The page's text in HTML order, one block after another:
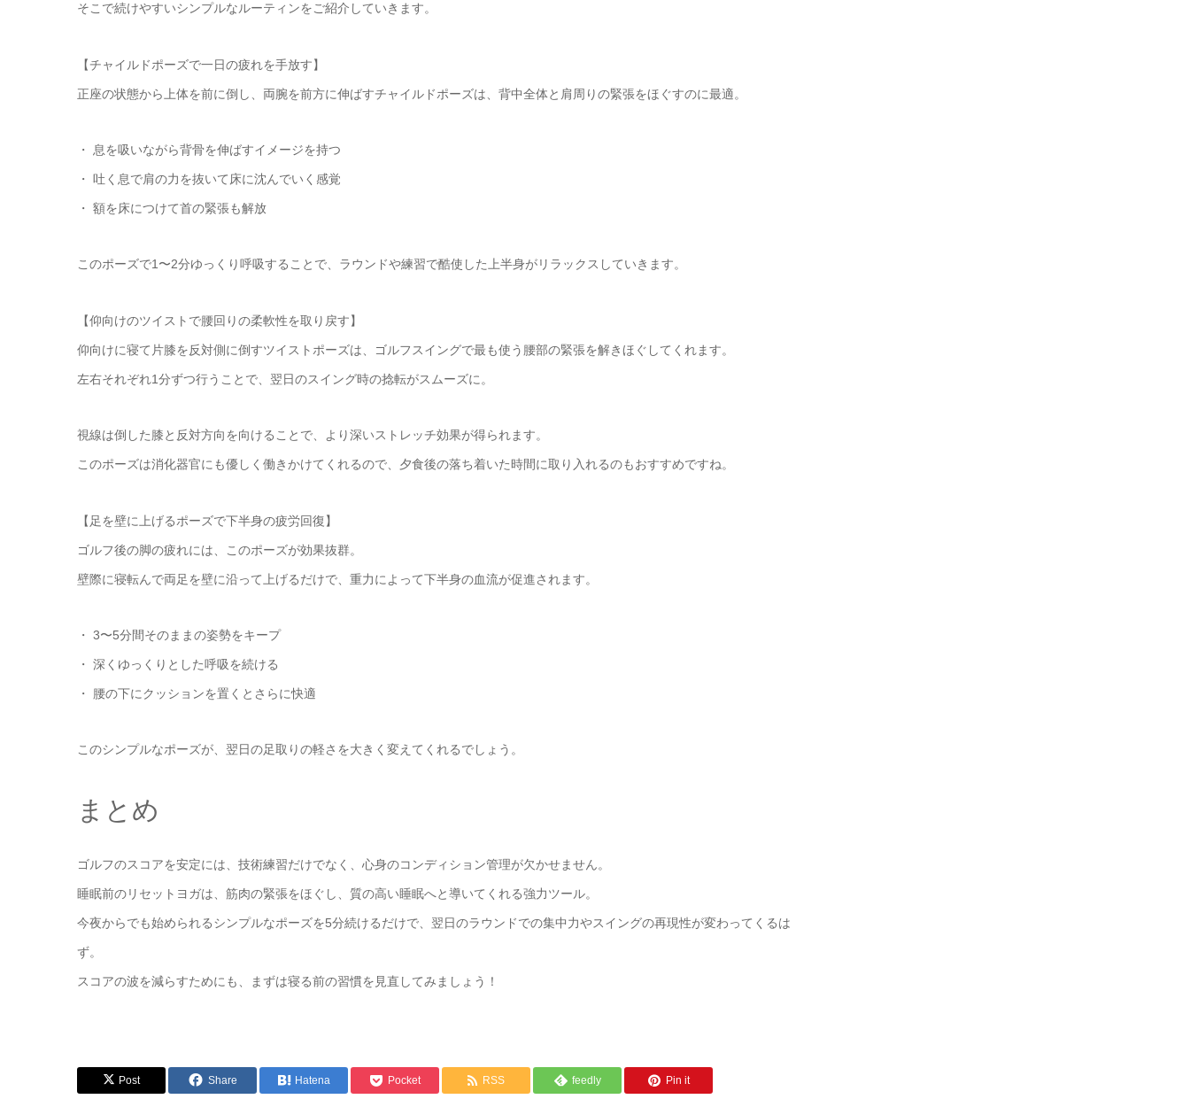
そこで続けやすいシンプルなルーティンをご紹介していきます。
【チャイルドポーズで一日の疲れを手放す】
正座の状態から上体を前に倒し、両腕を前方に伸ばすチャイルドポーズは、背中全体と肩周りの緊張をほぐすのに最適。
・ 息を吸いながら背骨を伸ばすイメージを持つ
・ 吐く息で肩の力を抜いて床に沈んでいく感覚
・ 額を床につけて首の緊張も解放
このポーズで1〜2分ゆっくり呼吸することで、ラウンドや練習で酷使した上半身がリラックスしていきます。
【仰向けのツイストで腰回りの柔軟性を取り戻す】
仰向けに寝て片膝を反対側に倒すツイストポーズは、ゴルフスイングで最も使う腰部の緊張を解きほぐしてくれます。
左右それぞれ1分ずつ行うことで、翌日のスイング時の捻転がスムーズに。
視線は倒した膝と反対方向を向けることで、より深いストレッチ効果が得られます。
このポーズは消化器官にも優しく働きかけてくれるので、夕食後の落ち着いた時間に取り入れるのもおすすめですね。
【足を壁に上げるポーズで下半身の疲労回復】
ゴルフ後の脚の疲れには、このポーズが効果抜群。
壁際に寝転んで両足を壁に沿って上げるだけで、重力によって下半身の血流が促進されます。
・ 3〜5分間そのままの姿勢をキープ
・ 深くゆっくりとした呼吸を続ける
・ 腰の下にクッションを置くとさらに快適
このシンプルなポーズが、翌日の足取りの軽さを大きく変えてくれるでしょう。
まとめ
ゴルフのスコアを安定には、技術練習だけでなく、心身のコンディション管理が欠かせません。
睡眠前のリセットヨガは、筋肉の緊張をほぐし、質の高い睡眠へと導いてくれる強力ツール。
今夜からでも始められるシンプルなポーズを5分続けるだけで、翌日のラウンドでの集中力やスイングの再現性が変わってくるは
ず。
スコアの波を減らすためにも、まずは寝る前の習慣を見直してみましょう！
Post Share Hatena Pocket RSS feedly Pin it